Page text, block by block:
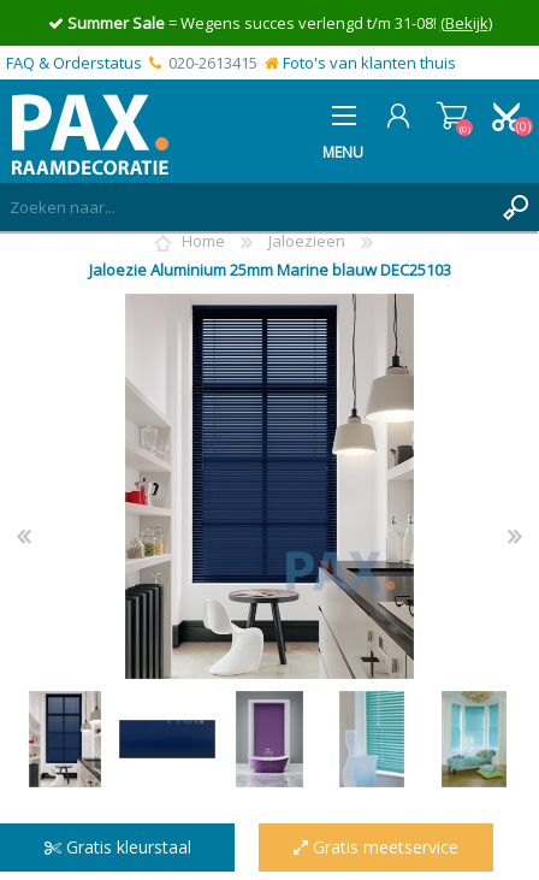
Summer Sale= Wegens succes verlengd t/m 31-08! (Bekijk)
FAQ & Orderstatus
020-2613415 Foto's van klanten thuis
MENU
INLOGGEN
MIJN OFFERTE
(0)
(0)
Home
Jaloezieen
Jaloezie Aluminium 25mm Marine blauw DEC25103
Gratis kleurstaal Gratis meetservice